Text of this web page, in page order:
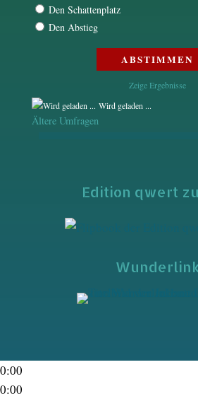
Den Schattenplatz
Den Abstieg
Zeige Ergebnisse
Wird geladen ...
Ältere Umfragen
Edition qwert
Wunderlink
0:00
0:00